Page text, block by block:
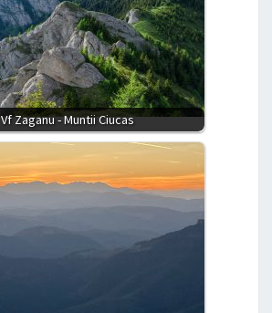
Vf Zaganu - Muntii Ciucas